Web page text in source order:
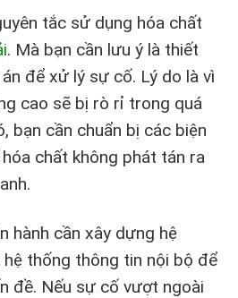
tắc sử dụng hóa chất
. Mà bạn cần lưu ý là thiết
để xử lý sự cố. Lý do là vì
cao sẽ bị rò rỉ trong quá
bạn cần chuẩn bị các biện
chất không phát tán ra
hành cần xây dựng hệ
hệ thống thông tin nội bộ để
đề. Nếu sự cố vượt ngoài